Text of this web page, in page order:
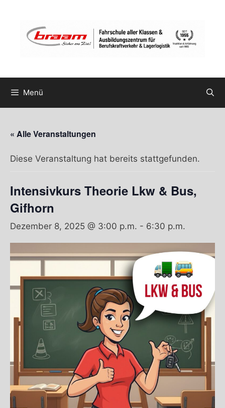
springen
Menü
« Alle Veranstaltungen
Diese Veranstaltung hat bereits stattgefunden.
Intensivkurs Theorie Lkw & Bus,
Gifhorn
Dezember 8, 2025 @ 3:00 p.m. - 6:30 p.m.